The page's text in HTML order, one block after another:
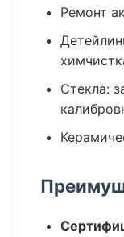
Ремонт
Стекла: